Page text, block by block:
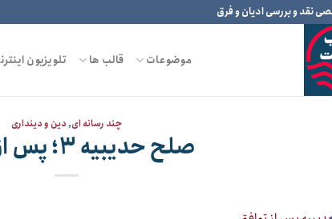
نقد و بررسی ادیان و فرق
موضوعات قالب ها تلویزیون
چند رسانه ای,دین و دینداری
صلح حدیبیه ۳؛ پس از توافق